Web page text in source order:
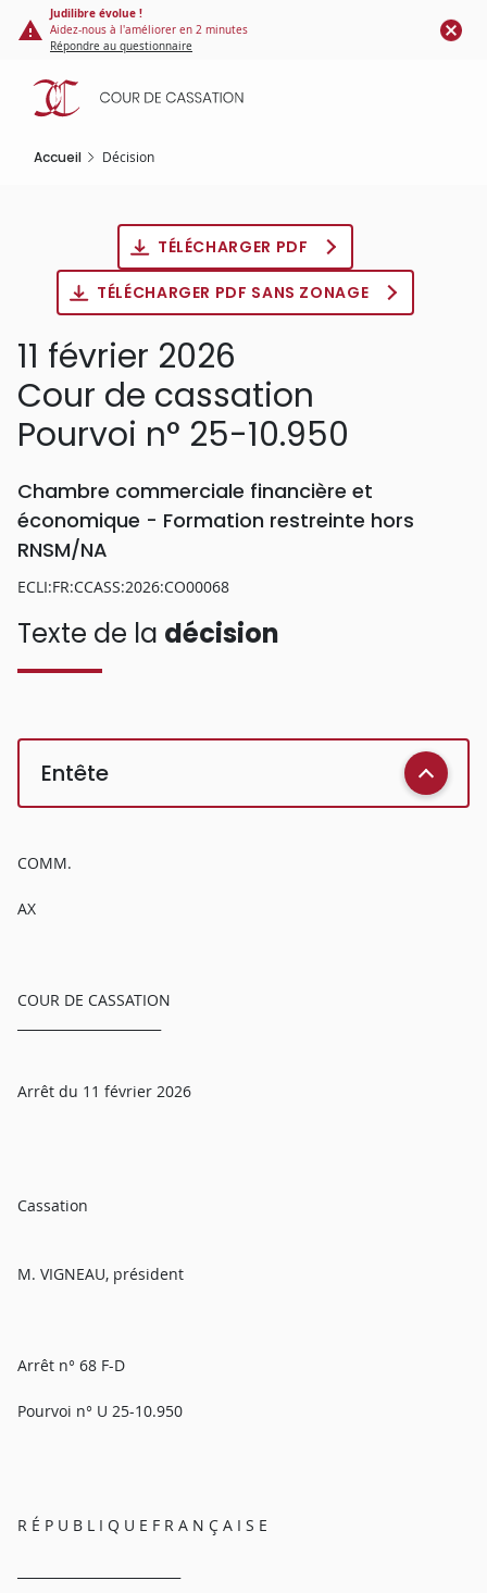
Panneau de gestion des cookies
contenu
principal
Judilibre évolue !
Aidez-nous à l'améliorer en 2 minutes
Répondre au questionnaire
Accueil Décision
TÉLÉCHARGER PDF
TÉLÉCHARGER PDF SANS ZONAGE
11 février 2026
Cour de cassation
Pourvoi n° 25-10.950
Chambre commerciale financière et
économique - Formation restreinte hors
RNSM/NA
ECLI:FR:CCASS:2026:CO00068
Texte de la décision
Entête
COMM.
AX
COUR DE CASSATION
Arrêt du 11 février 2026
Cassation
M. VIGNEAU, président
Arrêt n° 68 F-D
Pourvoi n° U 25-10.950
R É P U B L I Q U E F R A N Ç A I S E